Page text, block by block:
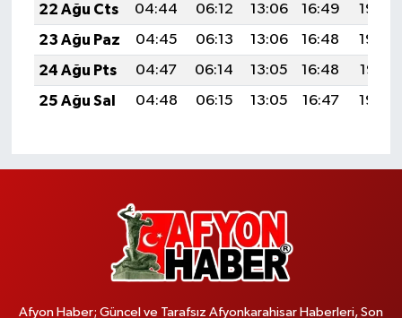
22 Ağu Cts
04:44 06:12 13:06 16:49
19:50
23 Ağu Paz
04:45 06:13 13:06 16:48
19:48
24 Ağu Pts
04:47 06:14 13:05 16:48
19:47
25 Ağu Sal
04:48 06:15 13:05 16:47 19:45
Afyon Haber; Güncel ve Tarafsız Afyonkarahisar Haberleri, Son